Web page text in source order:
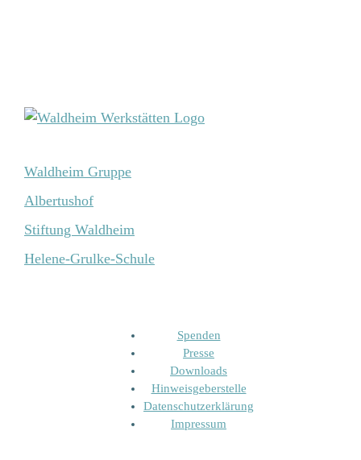
Waldheim Gruppe
Albertushof
Stiftung Waldheim
Helene-Grulke-Schule
Spenden
Presse
Downloads
Hinweisgeberstelle
Datenschutzerklärung
Impressum